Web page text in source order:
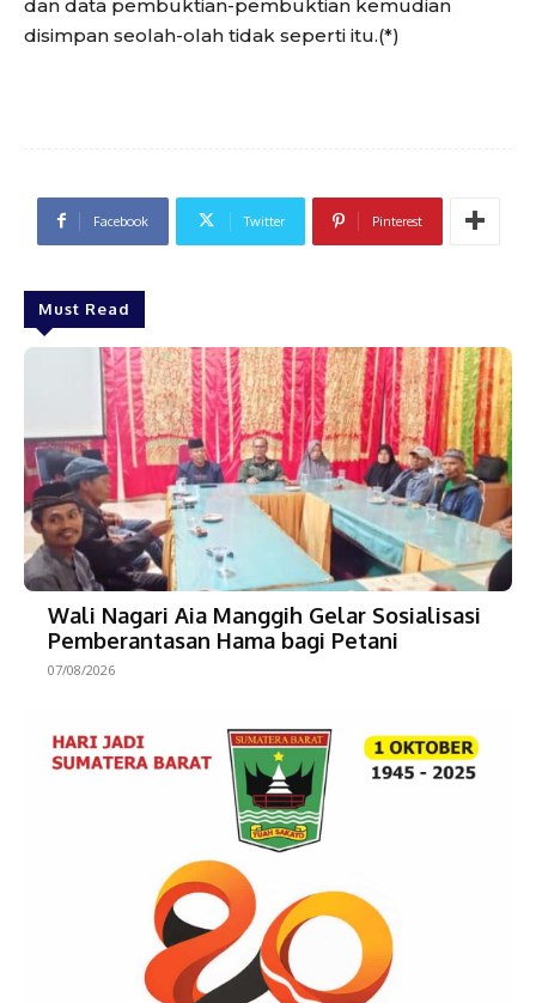
dan data pembuktian-pembuktian kemudian
disimpan seolah-olah tidak seperti itu.(*)
Facebook Twitter Pinterest
Must Read
Wali Nagari Aia Manggih Gelar Sosialisasi
Pemberantasan Hama bagi Petani
07/08/2026